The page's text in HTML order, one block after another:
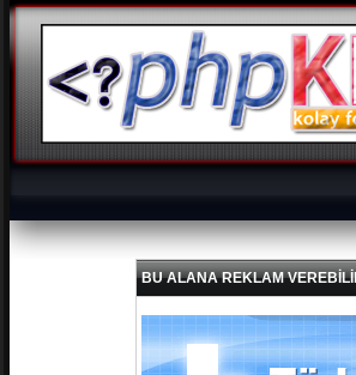
BU ALANA REKLAM